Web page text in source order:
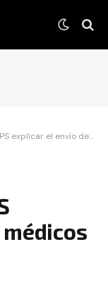
envío de médicos cubanos a Brasil